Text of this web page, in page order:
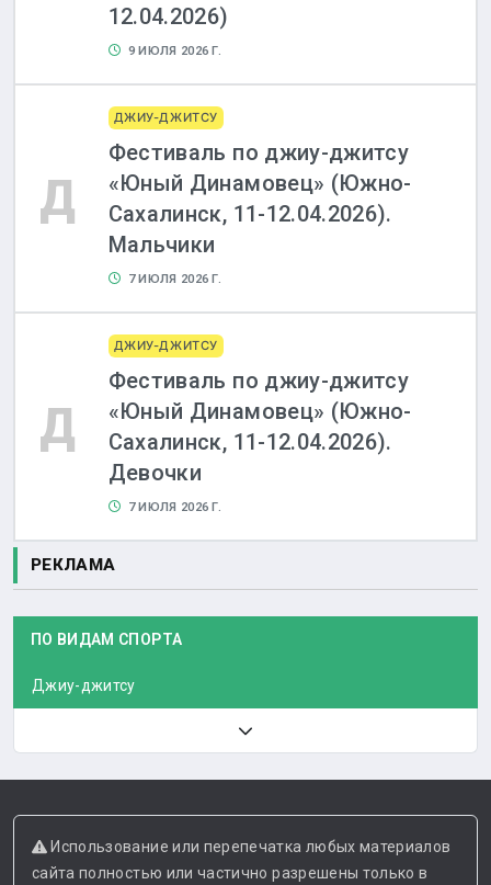
12.04.2026)
9 ИЮЛЯ 2026 Г.
Д
ДЖИУ-ДЖИТСУ
Фестиваль по джиу-джитсу
«Юный Динамовец» (Южно-
Сахалинск, 11-12.04.2026).
Мальчики
7 ИЮЛЯ 2026 Г.
Д
ДЖИУ-ДЖИТСУ
Фестиваль по джиу-джитсу
«Юный Динамовец» (Южно-
Сахалинск, 11-12.04.2026).
Девочки
7 ИЮЛЯ 2026 Г.
РЕКЛАМА
ПО ВИДАМ СПОРТА
Джиу-джитсу
Использование или перепечатка любых материалов
сайта полностью или частично разрешены только в